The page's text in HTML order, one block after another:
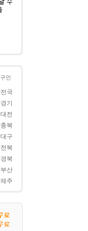
구인
전국
경기
대전
충북
대구
전북
경북
부산
제주